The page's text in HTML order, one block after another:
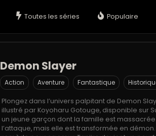
Toutes les séries Populaire
Demon Slayer
Action Aventure Fantastique
Plongez dans l’univers palpitant de Demon
illustré par Koyoharu Gotouge, disponible sur
un jeune garçon dont la famille est
l’attaque, mais elle est transformée en